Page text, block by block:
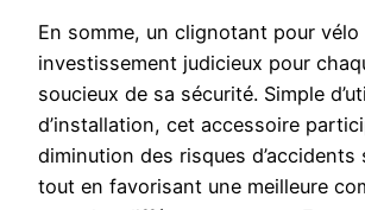
En somme, un clignotant pour vélo
investissement judicieux pour
soucieux de sa sécurité. Simple
d’installation, cet accessoire
diminution des risques d’accidents
tout en favorisant une meilleure